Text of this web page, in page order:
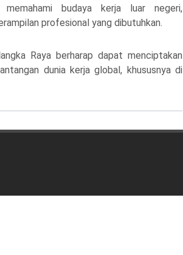
memahami budaya kerja luar negeri,
profesional yang dibutuhkan.
Raya berharap dapat menciptakan
dunia kerja global, khususnya di